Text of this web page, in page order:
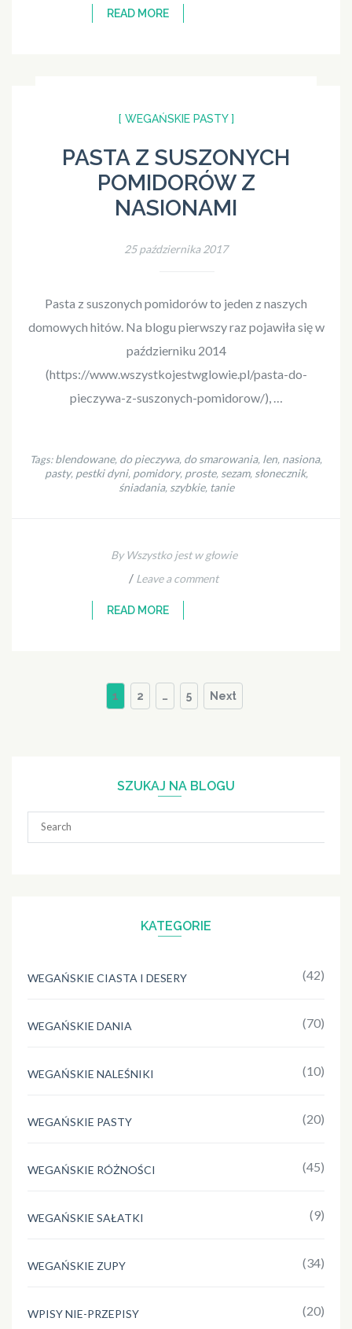
READ MORE
[ WEGAŃSKIE PASTY ]
PASTA Z SUSZONYCH
POMIDORÓW Z
NASIONAMI
25 października 2017
Pasta z suszonych pomidorów to jeden z naszych
domowych hitów. Na blogu pierwszy raz pojawiła się w
październiku 2014
(https://www.wszystkojestwglowie.pl/pasta-do-
pieczywa-z-suszonych-pomidorow/), …
Tags:blendowane, do pieczywa, do smarowania, len, nasiona,
pasty, pestki dyni, pomidory, proste, sezam, słonecznik,
śniadania, szybkie, tanie
By Wszystko jest w głowie
/ Leave a comment
READ MORE
StronicowaniePage
1 Page
2 … Page
5 Next
SZUKAJ NA BLOGU
for:
KATEGORIE
WEGAŃSKIE CIASTA I DESERY (42)
WEGAŃSKIE DANIA (70)
WEGAŃSKIE NALEŚNIKI (10)
WEGAŃSKIE PASTY (20)
WEGAŃSKIE RÓŻNOŚCI (45)
WEGAŃSKIE SAŁATKI (9)
WEGAŃSKIE ZUPY (34)
WPISY NIE-PRZEPISY (20)